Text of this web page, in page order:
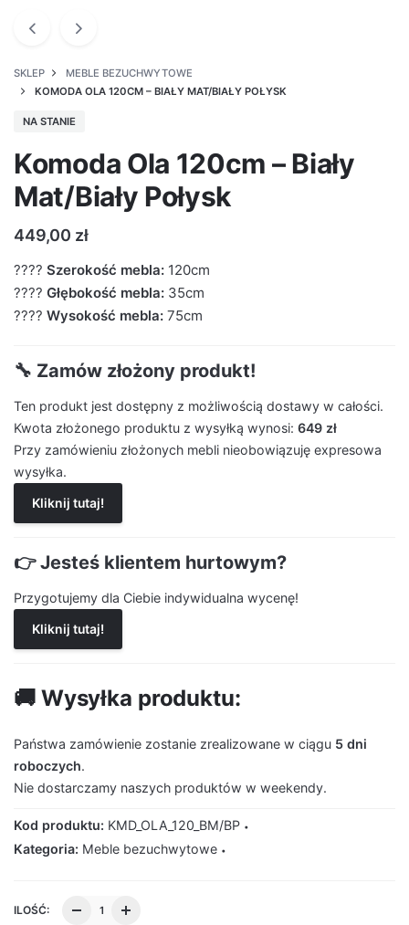
SKLEP
MEBLE BEZUCHWYTOWE
KOMODA OLA 120CM – BIAŁY MAT/BIAŁY POŁYSK
NA STANIE
Komoda Ola 120cm – Biały
Mat/Biały Połysk
449,00 zł
???? Szerokość mebla: 120cm
???? Głębokość mebla: 35cm
???? Wysokość mebla: 75cm
🔧 Zamów złożony produkt!
Ten produkt jest dostępny z możliwością dostawy w całości.
Kwota złożonego produktu z wysyłką wynosi: 649 zł
Przy zamówieniu złożonych mebli nieobowiązuję expresowa
wysyłka.
Kliknij tutaj!
👉 Jesteś klientem hurtowym?
Przygotujemy dla Ciebie indywidualna wycenę!
Kliknij tutaj!
🚚 Wysyłka produktu:
Państwa zamówienie zostanie zrealizowane w ciągu 5 dni
roboczych.
Nie dostarczamy naszych produktów w weekendy.
Kod produktu: KMD_OLA_120_BM/BP
Kategoria: Meble bezuchwytowe
ILOŚĆ: